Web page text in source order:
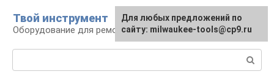
контенту
Твой инструмент
Оборудование для ремонтных работ
Для любых предложений по
сайту: milwaukee-tools@cp9.ru